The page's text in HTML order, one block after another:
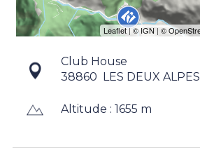
Club House
38860
LES DEUX ALPES
Altitude : 1655 m